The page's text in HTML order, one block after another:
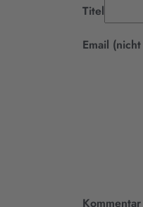
Titel
Email
Kommentar